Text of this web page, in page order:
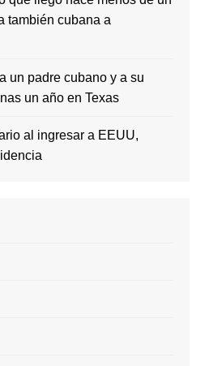
también cubana a
un padre cubano y a su
un año en Texas
al ingresar a EEUU,